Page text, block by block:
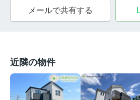
メールで共有する
近隣の物件